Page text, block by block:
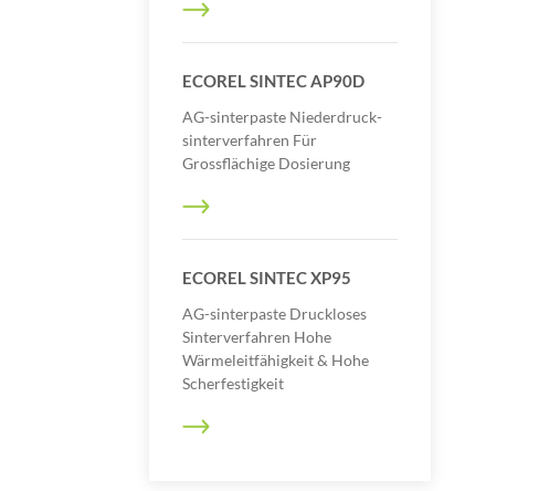
ECOREL SINTEC AP90D
AG-sinterpaste Niederdruck-
sinterverfahren Für
Grossflächige Dosierung
ECOREL SINTEC XP95
AG-sinterpaste Druckloses
Sinterverfahren Hohe
Wärmeleitfähigkeit & Hohe
Scherfestigkeit